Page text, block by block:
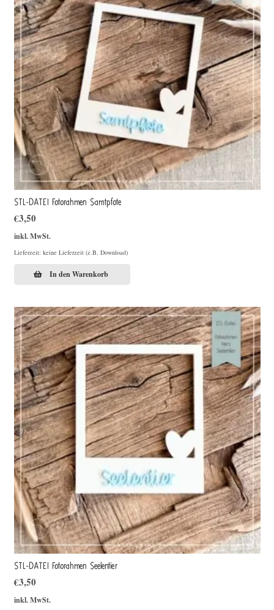
STL-DATEI Fotorahmen Samtpfote
€3,50
inkl. MwSt.
Lieferzeit: keine Lieferzeit (z.B. Download)
In den Warenkorb
STL-DATEI Fotorahmen Seelentier
€3,50
inkl. MwSt.